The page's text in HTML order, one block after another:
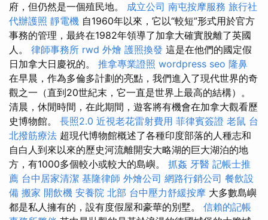
府，但仍然是一個殖民地。 成立公司 南屯按摩服務 旅行社
代辦護照 靜電機 自1960年以來，它以“較短”形式用於官方
事務的管理，最終在1982年領導了加拿大確實脫離了英國
人。 律師事務所 rwd 外燴 護照換發 這是在他們的國定假
日加拿大日慶祝的。 推拿專業證照 wordpress seo 隆鼻
在早晨，作為多倫多計劃的亮點，我們進入了現代世界的奇
觀之一（直到20世紀末，它一直是世界上最高的結構）。
清晨，休閒時間，在此期間，遊客將有機會在加拿大觀看歷
史博物館。 長照2.0 近視老花雷射費用 菲律賓簽證 老鼠 台
北撥筋療法 超現代博物館概述了各種印度部落的人種志和
自白人到來以來的歷史河流離開安大略湖的巨大湖泊的地
方，有1000多個較小或較大的島嶼。 抓姦 牙醫 記帳士推
薦 台中居家清潔 基隆律師 外燴公司 網路行銷公司 餐飲設
備 搬家 開飲機 安養院 北部 台中壓力舒緩按摩 大多數島嶼
都是私人擁有的，設有度假屋和豪華的別墅。 信賴的記帳